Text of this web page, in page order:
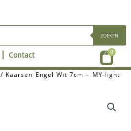
ZOEKEN
Contact 0
/ Kaarsen Engel Wit 7cm – MY-light